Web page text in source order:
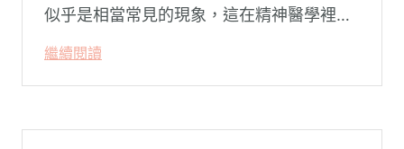
似乎是相當常見的現象，這在精神醫學裡不
系統在長久使用之下，突然在某一次需要處
理更高層次的資料時，電腦呈現當機現象，
繼續閱讀